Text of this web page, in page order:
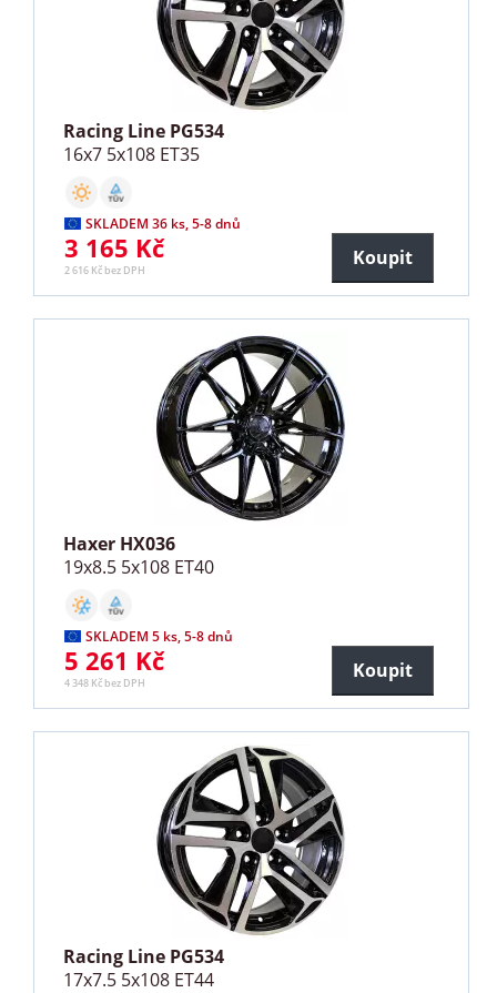
Racing Line PG534
16x7 5x108 ET35
SKLADEM 36 ks, 5-8 dnů
3 165 Kč
2 616 Kč bez DPH
Koupit
Haxer HX036
19x8.5 5x108 ET40
SKLADEM 5 ks, 5-8 dnů
5 261 Kč
4 348 Kč bez DPH
Koupit
Racing Line PG534
17x7.5 5x108 ET44